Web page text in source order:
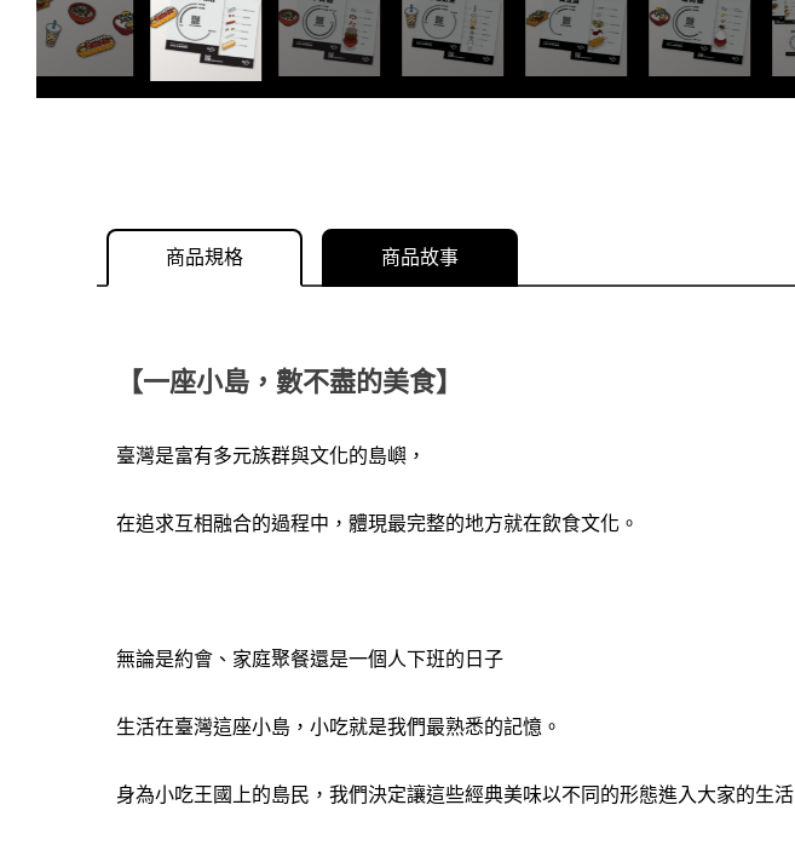
商品規格 商品故事
【一座小島，數不盡的美食】
臺灣是富有多元族群與文化的島嶼，
在追求互相融合的過程中，體現最完整的地方就在飲食文化。
無論是約會、家庭聚餐還是一個人下班的日子
生活在臺灣這座小島，小吃就是我們最熟悉的記憶。
身為小吃王國上的島民，我們決定讓這些經典美味以不同的形態進入大家的生活